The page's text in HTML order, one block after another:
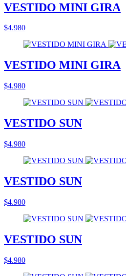
VESTIDO MINI GIRA
$4.980
VESTIDO MINI GIRA
$4.980
VESTIDO SUN
$4.980
VESTIDO SUN
$4.980
VESTIDO SUN
$4.980